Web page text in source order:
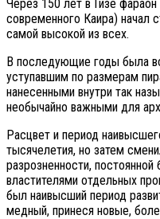
Через 150 лет в Гизе
современного Каира) начал
самой высокой из всех.
В последующие годы была
уступавшим по размерам
нанесенными внутри так
необычайно важными для
Расцвет и период
тысячелетия, но затем
разрозненности,
властителями отдельных
был наивысший период
медный, принеся новые,